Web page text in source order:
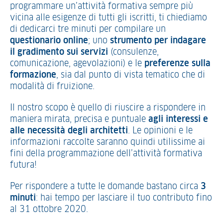
programmare un’attività formativa sempre più
vicina alle esigenze di tutti gli iscritti, ti chiediamo
di dedicarci tre minuti per compilare un
questionario online; uno strumento per indagare
il gradimento sui servizi (consulenze,
comunicazione, agevolazioni) e le preferenze sulla
formazione, sia dal punto di vista tematico che di
modalità di fruizione.
Il nostro scopo è quello di riuscire a rispondere in
maniera mirata, precisa e puntuale agli interessi e
alle necessità degli architetti. Le opinioni e le
informazioni raccolte saranno quindi utilissime ai
fini della programmazione dell’attività formativa
futura!
Per rispondere a tutte le domande bastano circa 3
minuti: hai tempo per lasciare il tuo contributo fino
al 31 ottobre 2020.